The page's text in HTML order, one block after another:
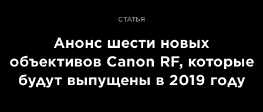
СТАТЬЯ
Анонс шести новых
объективов Canon RF, которые
будут выпущены в 2019 году